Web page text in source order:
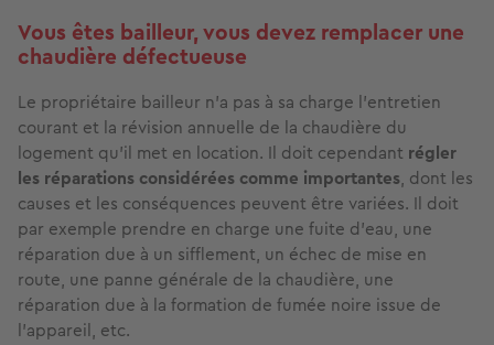
Vous êtes bailleur, vous devez remplacer une
chaudière défectueuse
Le propriétaire bailleur n’a pas à sa charge l’entretien
courant et la révision annuelle de la chaudière du
logement qu’il met en location. Il doit cependant régler
les réparations considérées comme importantes, dont les
causes et les conséquences peuvent être variées. Il doit
par exemple prendre en charge une fuite d’eau, une
réparation due à un sifflement, un échec de mise en
route, une panne générale de la chaudière, une
réparation due à la formation de fumée noire issue de
l’appareil, etc.